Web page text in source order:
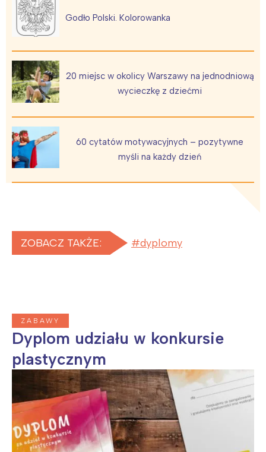
Godło Polski. Kolorowanka
20 miejsc w okolicy Warszawy na jednodniową
wycieczkę z dziećmi
60 cytatów motywacyjnych – pozytywne
myśli na każdy dzień
ZOBACZ TAKŻE: dyplomy
ZABAWY
Dyplom udziału w konkursie
plastycznym
Warszawa
Łódź
Trójmiasto
Wrocław
Śląsk
Kraków
Północ